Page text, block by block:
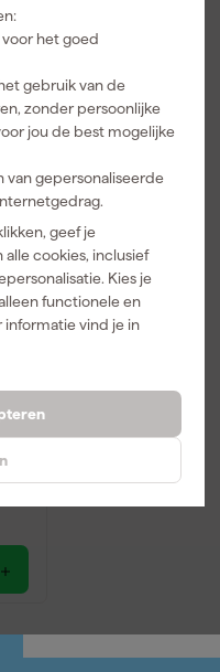
het goed
gebruik van de
zonder persoonlijke
jou de best mogelijke
van gepersonaliseerde
geef je
cookies, inclusief
Kies je
functionele en
informatie vind je in